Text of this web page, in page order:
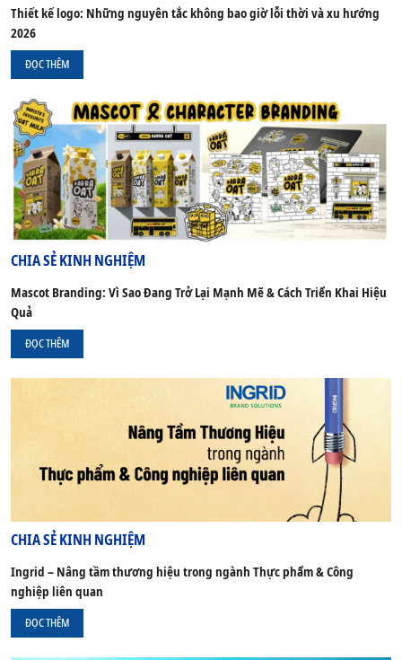
Thiết kế logo: Những nguyên tắc không bao giờ lỗi thời và xu hướng
2026
ĐỌC THÊM
CHIA SẺ KINH NGHIỆM
Mascot Branding: Vì Sao Đang Trở Lại Mạnh Mẽ & Cách Triển Khai Hiệu
Quả
ĐỌC THÊM
CHIA SẺ KINH NGHIỆM
Ingrid – Nâng tầm thương hiệu trong ngành Thực phẩm & Công
nghiệp liên quan
ĐỌC THÊM